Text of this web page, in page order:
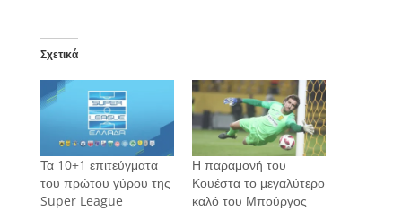
Σχετικά
Τα 10+1 επιτεύγματα
του πρώτου γύρου της
Super League
Η παραμονή του
Κουέστα το μεγαλύτερο
καλό του Μπούργος